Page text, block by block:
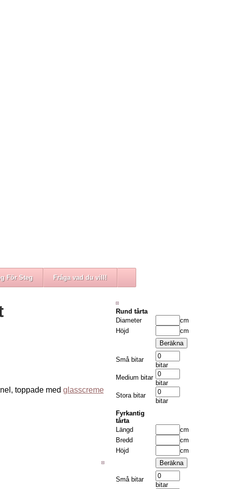
För Steg Fråga vad du vill!
toppade med glasscreme
Rund tårta
Diameter
cm
Höjd
cm
Små bitar
bitar
Medium bitar
bitar
Stora bitar
bitar
Fyrkantig
tårta
Längd
cm
Bredd
cm
Höjd
cm
Små bitar
bitar